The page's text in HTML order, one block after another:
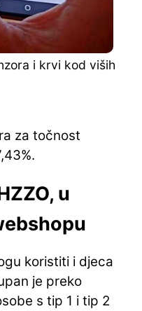
i krvi kod viših
za točnost
u
koristiti i djeca
je preko
s tip 1 i tip 2